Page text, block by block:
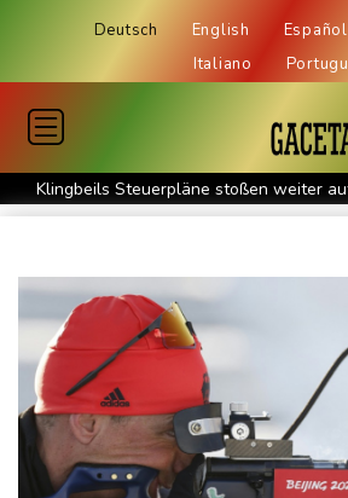
Deutsch English Español
Italiano
Klingbeils Steuerpläne stoßen weiter
Grünen-Politiker Janosch Dahmen
Erneut Waldbrand nahe Athen
Feuerwehrleute im Einsatz
Niedrigwasser: Handelsverband fordert
von Lang-Lkw
Frontalzusammenstoß in Mecklenburg-
und drei Schwerverletzte